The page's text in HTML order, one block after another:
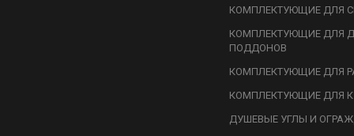
КОМПЛЕКТУЮЩИЕ ДЛЯ
КОМПЛЕКТУЮЩИЕ ДЛЯ
ПОДДОНОВ
КОМПЛЕКТУЮЩИЕ ДЛЯ
КОМПЛЕКТУЮЩИЕ ДЛЯ
ДУШЕВЫЕ УГЛЫ И